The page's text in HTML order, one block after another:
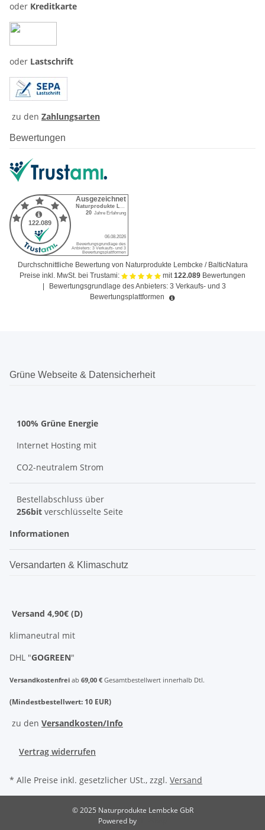
oder Kreditkarte
oder Lastschrift
zu den Zahlungsarten
Bewertungen
Durchschnittliche Bewertung von Naturprodukte Lembcke / BalticNatura
Preise inkl. MwSt. bei Trustami:
mit122.089 Bewertungen
Bewertungsgrundlage des Anbieters: 3 Verkaufs- und 3
Bewertungsplattformen
Grüne Webseite & Datensicherheit
100% Grüne Energie
Internet Hosting mit
CO2-neutralem Strom
Bestellabschluss über
256bit verschlüsselte Seite
Informationen
Versandarten & Klimaschutz
Versand 4,90€ (D)
klimaneutral mit
DHL "GOGREEN"
Versandkostenfrei ab 69,00 € Gesamtbestellwert innerhalb Dtl.
(Mindestbestellwert: 10 EUR)
zu den Versandkosten/Info
Vertrag widerrufen
* Alle Preise inkl. gesetzlicher USt., zzgl. Versand
© 2025 Naturprodukte Lembcke GbR
Powered by